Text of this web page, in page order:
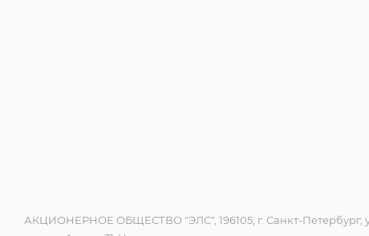
АКЦИОНЕРНОЕ ОБЩЕСТВО "ЭЛС", 196105, г. Санкт-Петербург,